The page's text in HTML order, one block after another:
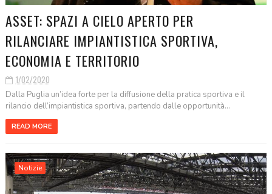
ASSET: SPAZI A CIELO APERTO PER
RILANCIARE IMPIANTISTICA SPORTIVA,
ECONOMIA E TERRITORIO
1/02/2020
Dalla Puglia un’idea forte per la diffusione della pratica sportiva e il
rilancio dell’impiantistica sportiva, partendo dalle opportunità...
READ MORE
Notizie